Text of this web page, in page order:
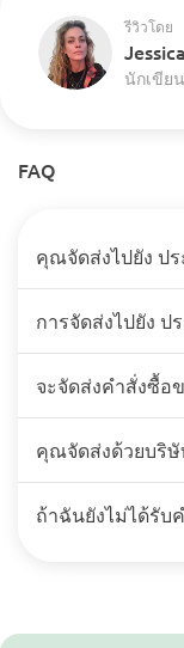
รีวิวโดย
นักเขีย
FAQ
คุณจัดส่งไปยัง ป
การจัดส่งไปยัง ป
จะจัดส่งคำสั่งซื้อ
คุณจัดส่งด้วยบริษั
ถ้าฉันยังไม่ได้รับ